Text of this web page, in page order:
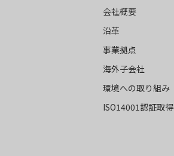
会社概要
沿革
事業拠点
海外子会社
環境への取り組み
ISO14001認証取得